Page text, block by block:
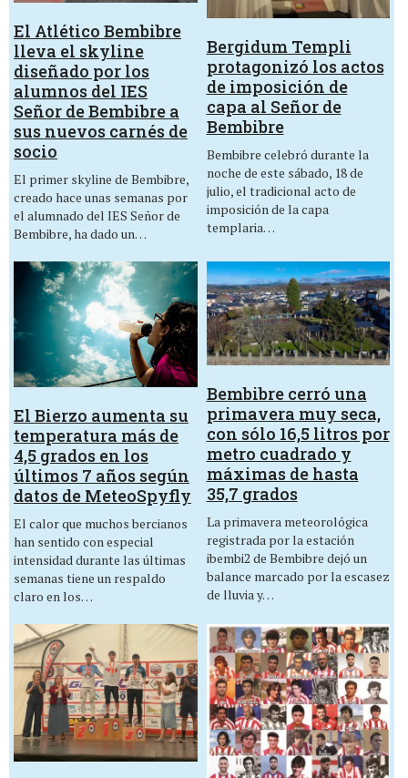
El Atlético Bembibre
lleva el skyline
diseñado por los
alumnos del IES
Señor de Bembibre a
sus nuevos carnés de
socio
El primer skyline de Bembibre,
creado hace unas semanas por
el alumnado del IES Señor de
Bembibre, ha dado un…
Bergidum Templi
protagonizó los actos
de imposición de
capa al Señor de
Bembibre
Bembibre celebró durante la
noche de este sábado, 18 de
julio, el tradicional acto de
imposición de la capa
templaria…
El Bierzo aumenta su
temperatura más de
4,5 grados en los
últimos 7 años según
datos de MeteoSpyfly
El calor que muchos bercianos
han sentido con especial
intensidad durante las últimas
semanas tiene un respaldo
claro en los…
Bembibre cerró una
primavera muy seca,
con sólo 16,5 litros por
metro cuadrado y
máximas de hasta
35,7 grados
La primavera meteorológica
registrada por la estación
ibembi2 de Bembibre dejó un
balance marcado por la escasez
de lluvia y…